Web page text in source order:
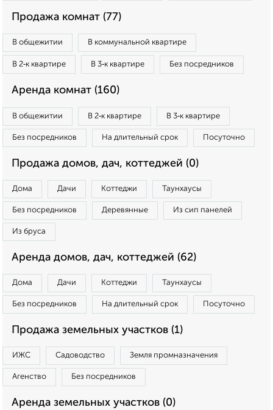
Продажа комнат (77)
В общежитии В коммунальной квартире
В 2‑к квартире В 3‑к квартире Без посредников
Аренда комнат (160)
В общежитии В 2‑к квартире В 3‑к квартире
Без посредников На длительный срок Посуточно
Продажа домов, дач, коттеджей (0)
Дома Дачи Коттеджи Таунхаусы
Без посредников Деревянные Из сип панелей
Из бруса
Аренда домов, дач, коттеджей (62)
Дома Дачи Коттеджи Таунхаусы
Без посредников На длительный срок Посуточно
Продажа земельных участков (1)
ИЖС Садоводство Земля промназначения
Агенство Без посредников
Аренда земельных участков (0)